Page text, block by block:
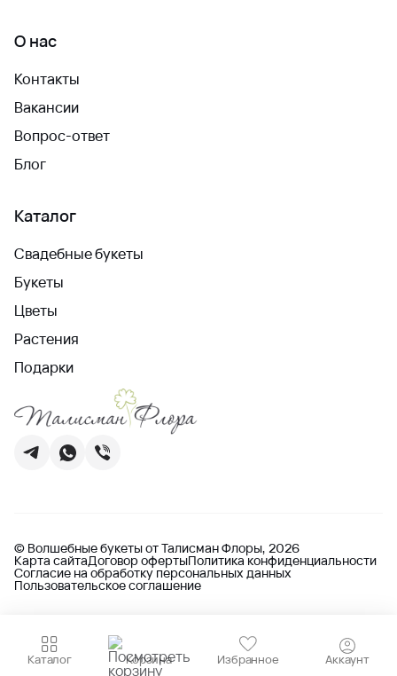
Каталог Корзина Избранное Аккаунт
О нас
Контакты
Вакансии
Вопрос-ответ
Блог
Каталог
Свадебные букеты
Букеты
Цветы
Растения
Подарки
© Волшебные букеты от Талисман Флоры, 2026
Карта сайтаДоговор офертыПолитика конфиденциальности
Согласие на обработку персональных данных
Пользовательское соглашение